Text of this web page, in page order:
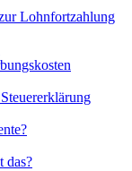
Lohnfortzahlung
das?